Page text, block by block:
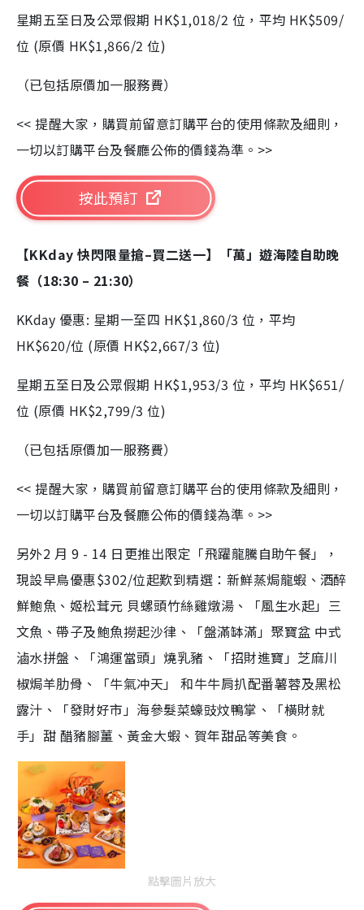
星期五至日及公眾假期 HK$1,018/2 位，平均 HK$509/
位 (原價 HK$1,866/2 位)
（已包括原價加一服務費）
<< 提醒大家，購買前留意訂購平台的使用條款及細則，
一切以訂購平台及餐廳公佈的價錢為準。>>
按此預訂
【KKday 快閃限量搶–買二送一】「萬」遊海陸自助晚
餐（18:30 – 21:30）
KKday 優惠: 星期一至四 HK$1,860/3 位，平均
HK$620/位 (原價 HK$2,667/3 位)
星期五至日及公眾假期 HK$1,953/3 位，平均 HK$651/
位 (原價 HK$2,799/3 位)
（已包括原價加一服務費）
<< 提醒大家，購買前留意訂購平台的使用條款及細則，
一切以訂購平台及餐廳公佈的價錢為準。>>
另外2 月 9 - 14 日更推出限定「飛躍龍騰自助午餐」，
現設早鳥優惠$302/位起歎到精選：新鮮蒸焗龍蝦、酒醉
鮮鮑魚、姬松茸元 貝螺頭竹絲雞燉湯、「風生水起」三
文魚、帶子及鮑魚撈起沙律、「盤滿缽滿」聚寶盆 中式
滷水拼盤、「鴻運當頭」燒乳豬、「招財進寶」芝麻川
椒焗羊肋骨、「牛氣冲天」 和牛牛肩扒配番薯蓉及黑松
露汁、「發財好市」海參髮菜蠔豉炆鴨掌、「橫財就
手」甜 醋豬腳薑、黃金大蝦、賀年甜品等美食。
點擊圖片放大